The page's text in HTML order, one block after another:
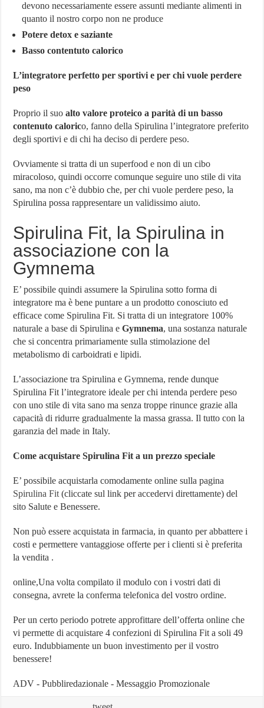
devono necessariamente essere assunti mediante alimenti in
quanto il nostro corpo non ne produce
Potere detox e saziante
Basso contentuto calorico
L’integratore perfetto per sportivi e per chi vuole perdere
peso
Proprio il suoalto valore proteico a parità di un basso
contenuto calorico, fanno della Spirulina l’integratore preferito
degli sportivi e di chi ha deciso di perdere peso.
Ovviamente si tratta di un superfood e non di un cibo
miracoloso, quindi occorre comunque seguire uno stile di vita
sano, ma non c’è dubbio che, per chi vuole perdere peso, la
Spirulina possa rappresentare un validissimo aiuto.
Spirulina Fit, la Spirulina in
associazione con la
Gymnema
E’ possibile quindi assumere la Spirulina sotto forma di
integratore ma è bene puntare a un prodotto conosciuto ed
efficace come Spirulina Fit. Si tratta di un integratore 100%
naturale a base di Spirulina eGymnema, una sostanza naturale
che si concentra primariamente sulla stimolazione del
metabolismo di carboidrati e lipidi.
L’associazione tra Spirulina e Gymnema, rende dunque
Spirulina Fit l’integratore ideale per chi intenda perdere peso
con uno stile di vita sano ma senza troppe rinunce grazie alla
capacità di ridurre gradualmente la massa grassa. Il tutto con la
garanzia del made in Italy.
Come acquistare Spirulina Fit a un prezzo speciale
E’ possibile acquistarla comodamente online sulla pagina
Spirulina Fit(cliccate sul link per accedervi direttamente) del
sito Salute e Benessere.
Non può essere acquistata in farmacia, in quanto per abbattere i
costi e permettere vantaggiose offerte per i clienti si è preferita
la vendita .
online,Una volta compilato il modulo con i vostri dati di
consegna, avrete la conferma telefonica del vostro ordine.
Per un certo periodo potrete approfittare dell’offerta online che
vi permette di acquistare 4 confezioni di Spirulina Fit a soli 49
euro. Indubbiamente un buon investimento per il vostro
benessere!
ADV - Pubbliredazionale - Messaggio Promozionale